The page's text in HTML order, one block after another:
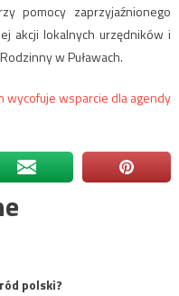
pomocy zaprzyjaźnionego
akcji lokalnych urzędników i
w Puławach.
wycofuje wsparcie dla agendy
polski?